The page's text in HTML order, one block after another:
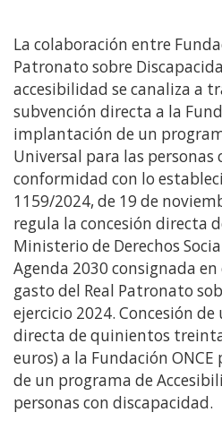
La colaboración entre
Patronato sobre
accesibilidad se canaliza a
subvención directa a la
implantación de un
Universal para las personas
conformidad con lo
1159/2024, de 19 de
regula la concesión directa
Ministerio de Derechos
Agenda 2030 consignada
gasto del Real Patronato
ejercicio 2024. Concesión
directa de quinientos
euros) a la Fundación
de un programa de
personas con discapacidad.